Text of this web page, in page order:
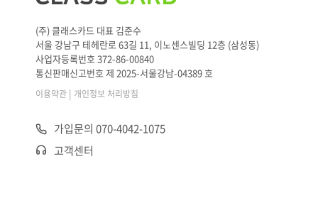
(주) 클래스카드 대표 김준수
서울 강남구 테헤란로 63길 11, 이노센스빌딩 12층 (삼성동)
사업자등록번호 372-86-00840
통신판매신고번호 제 2025-서울강남-04389 호
이용약관 | 개인정보 처리방침
가입문의 070-4042-1075
고객센터